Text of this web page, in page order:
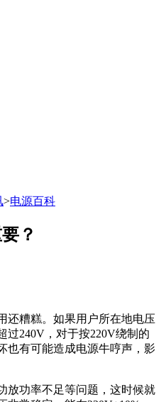
>电源百科
？
糟糕。如果用户所在地电压
过240V，对于按220V绕制的
也有可能造成电源牛哼声，影
功率不足等问题，这时候就